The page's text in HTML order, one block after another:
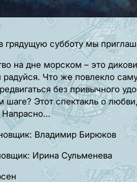
грядущую субботу мы
на дне морском – это
Что же повлекло
без привычного
шаге? Этот спектакль о
Напрасно…
Владимир Бирюков
Ирина Сульменева